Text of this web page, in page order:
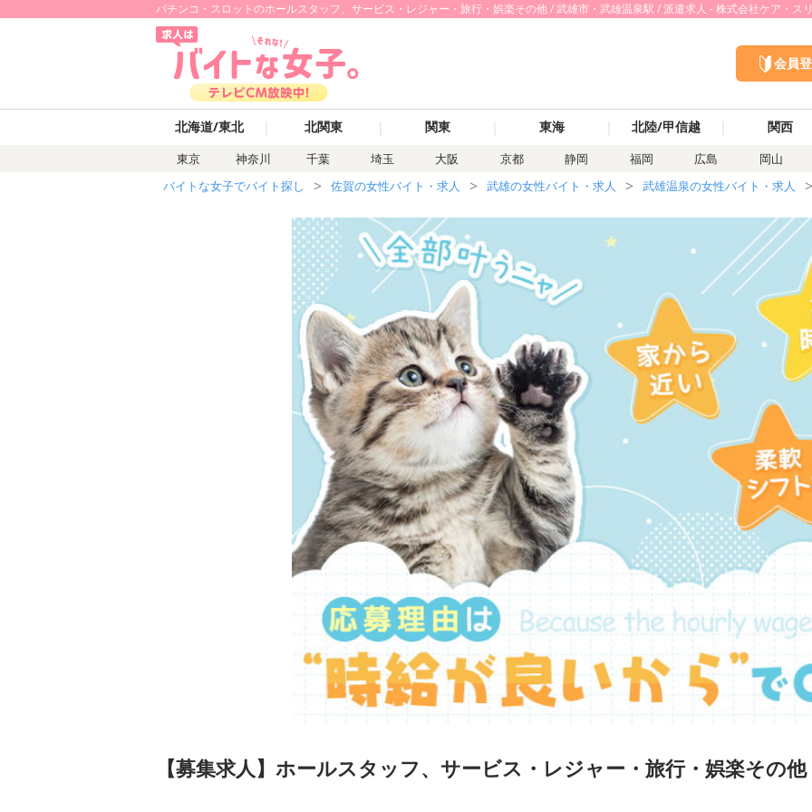
パチンコ・スロットのホールスタッフ、サービス・レジャー・旅行・娯楽その他 / 武雄市・武雄温泉駅 / 派遣求人 - 株式会社ケア・ス
会員
北海道/東北 北関東 関東 東海 北陸/甲信越 関西
東京 神奈川 千葉 埼玉 大阪 京都 静岡 福岡 広島
岡山
バイトな女子でバイト探し
佐賀の女性バイト・求人 武雄の女性バイト・求人 武雄温泉の女性バイト・求人
【募集求人】ホールスタッフ、サービス・レジャー・旅行・娯楽その他